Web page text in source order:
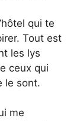
qui te
Tout est
les lys
ceux qui
le sont.
me